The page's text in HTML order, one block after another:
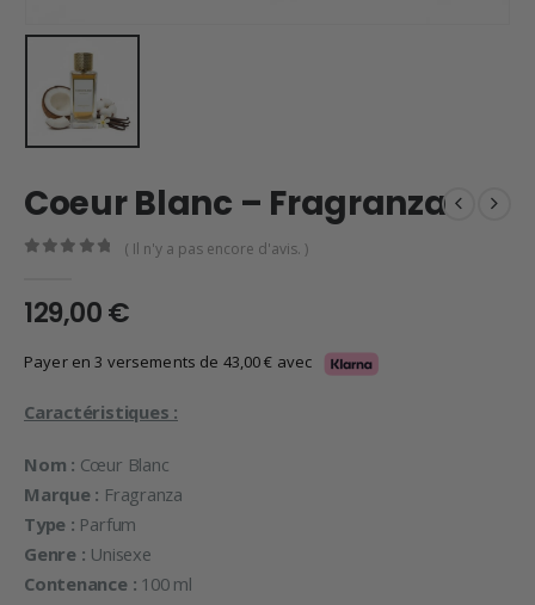
Coeur Blanc – Fragranza
( Il n'y a pas encore d'avis. )
129,00€
Payer en 3 versements de 43,00€ avec
Caractéristiques :
Nom : Cœur Blanc
Marque : Fragranza
Type : Parfum
Genre : Unisexe
Contenance : 100 ml